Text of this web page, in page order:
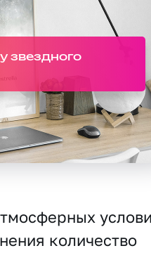
звездного
количество